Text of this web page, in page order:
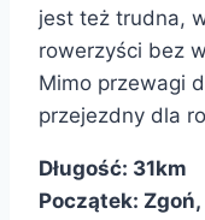
jest też trudna,
rowerzyści bez
Mimo przewagi
przejezdny dla
Długość: 31km
Początek: